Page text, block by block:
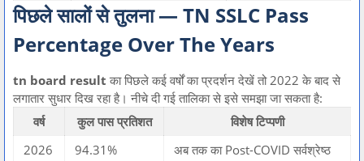
पिछले सालों से तुलना — TN SSLC Pass
Percentage Over The Years
tn board result का पिछले कई वर्षों का प्रदर्शन देखें तो 2022 के बाद से
लगातार सुधार दिख रहा है। नीचे दी गई तालिका से इसे समझा जा सकता है:
वर्ष
कुल पास प्रतिशत
विशेष टिप्पणी
2026
94.31%
अब तक का Post-COVID सर्वश्रेष्ठ